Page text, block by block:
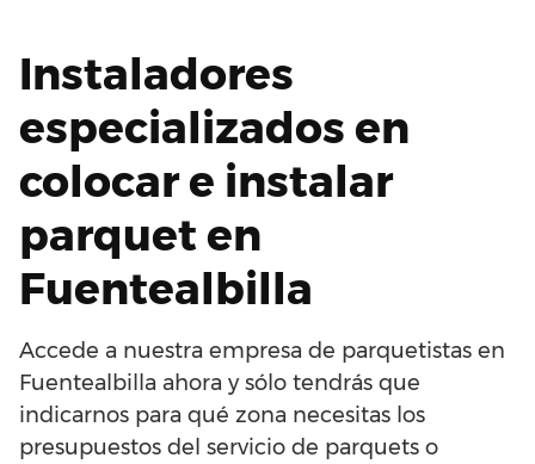
Instaladores
especializados en
colocar e instalar
parquet en
Fuentealbilla
Accede a nuestra empresa de parquetistas en
Fuentealbilla ahora y sólo tendrás que
indicarnos para qué zona necesitas los
presupuestos del servicio de parquets o